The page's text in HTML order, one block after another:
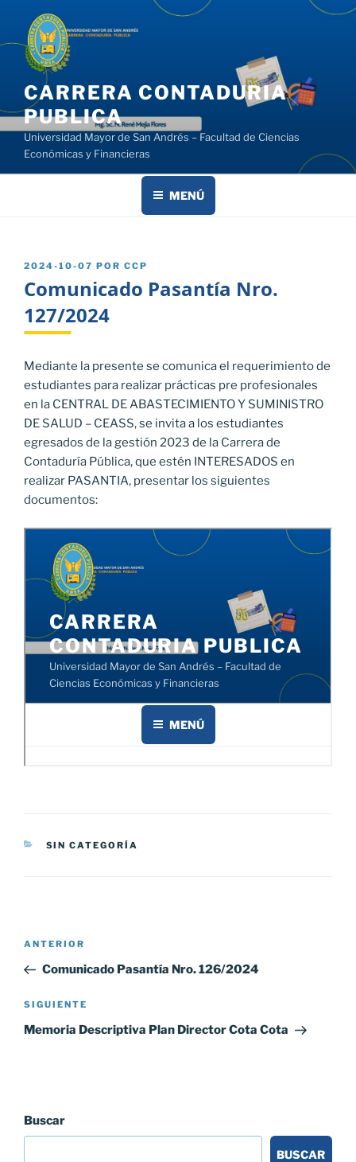
contenido
CARRERA CONTADURIA
PUBLICA
Universidad Mayor de San Andrés – Facultad de Ciencias
Económicas y Financieras
MENÚ
PUBLICADO
2024-10-07 POR CCP
Comunicado Pasantía Nro.
127/2024
Mediante la presente se comunica el requerimiento de
estudiantes para realizar prácticas pre profesionales
en la CENTRAL DE ABASTECIMIENTO Y SUMINISTRO
DE SALUD – CEASS, se invita a los estudiantes
egresados de la gestión 2023 de la Carrera de
Contaduría Pública, que estén INTERESADOS en
realizar PASANTIA, presentar los siguientes
documentos:
CATEGORÍAS
SIN CATEGORÍA
Navegación
entradas
Entrada
anterior:
ANTERIOR
Comunicado Pasantía Nro. 126/2024
Siguiente
entrada
SIGUIENTE
Memoria Descriptiva Plan Director Cota Cota
Buscar
BUSCAR